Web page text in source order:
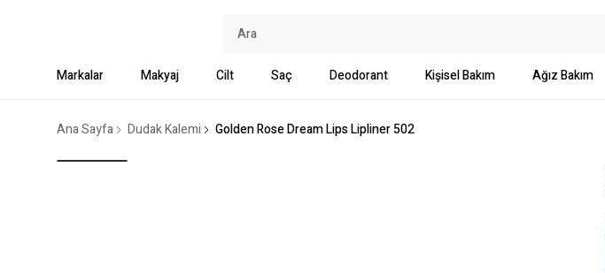
Markalar Makyaj Cilt Saç Deodorant Kişisel Bakım Ağız Bakım
Ana Sayfa Dudak Kalemi Golden Rose Dream Lips Lipliner 502